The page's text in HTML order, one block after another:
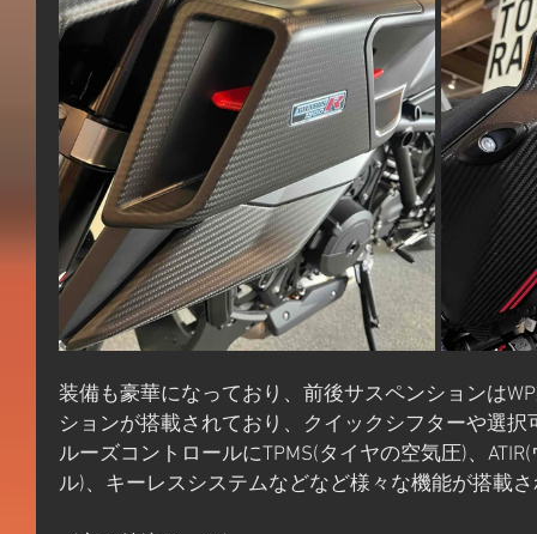
装備も豪華になっており、前後サスペンションは
ションが搭載されており、クイックシフターや選択
ルーズコントロールにTPMS(タイヤの空気圧)、
ル)、キーレスシステムなどなど様々な機能が搭載